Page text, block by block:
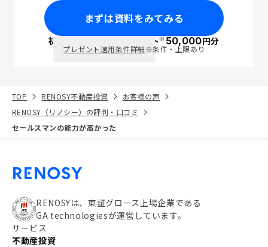
まずは資料をみてみる
初回面談で ポイント※50,000円分
プレゼント適用条件詳細※条件・上限あり
TOP RENOSY不動産投資
お客様の声
RENOSY（リノシー）の評判・口コミ
セールスマンの能力が高かった
RENOSYは、東証グロース上場企業である
GA technologiesが運営しています。
サービス
不動産投資